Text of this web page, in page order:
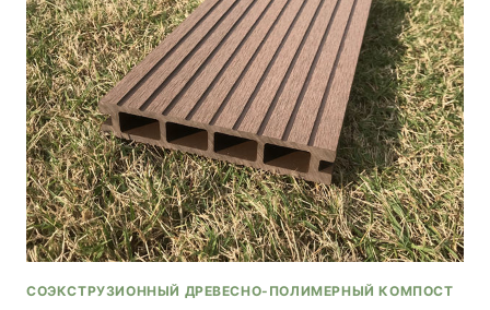
ON
EXISTING
DECK
STRUCTURES
СОЭКСТРУЗИОННЫЙ ДРЕВЕСНО-ПОЛИМЕРНЫЙ КОМПОСТ